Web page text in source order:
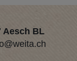
Aesch BL